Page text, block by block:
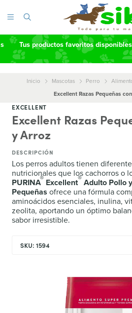
Tus productos favoritos
Inicio Mascotas Perro
Excellent Razas Pequeñas
EXCELLENT
Excellent Razas
y Arroz
DESCRIPCIÓN
Los perros adultos tienen
nutricionales que los cachorros o
PURINA® Excellent®Adulto Pollo
Pequeñas ofrece una fórmula
aminoácidos esenciales, inulina,
zeolita, aportando un óptimo
sabor irresistible.
SKU: 1594